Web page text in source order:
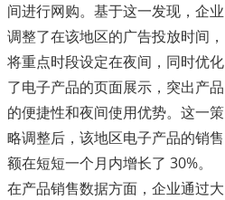
间进行网购。基于这一发现，企业
调整了在该地区的广告投放时间，
将重点时段设定在夜间，同时优化
了电子产品的页面展示，突出产品
的便捷性和夜间使用优势。这一策
略调整后，该地区电子产品的销售
额在短短一个月内增长了 30%。
在产品销售数据方面，企业通过大